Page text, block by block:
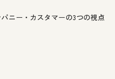
ニー・カスタマーの3つの視点